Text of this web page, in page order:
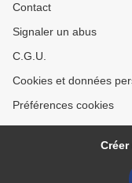
Contact
Signaler un abus
C.G.U.
Cookies et données
Préférences cookies